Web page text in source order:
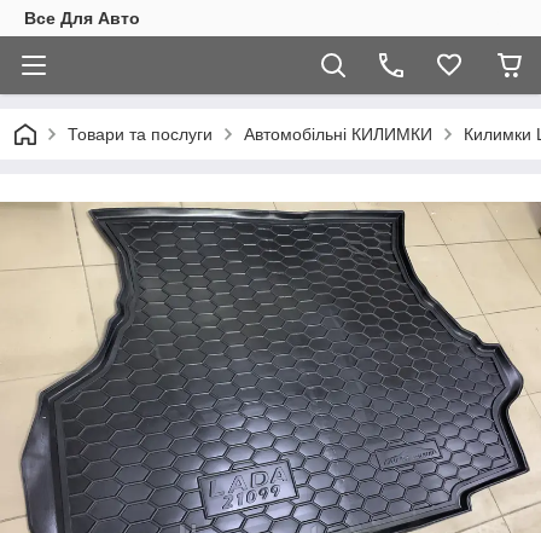
Все Для Авто
Товари та послуги Автомобільні КИЛИМКИ Килимки